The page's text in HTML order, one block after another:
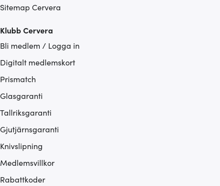
Sitemap Cervera
Klubb Cervera
Bli medlem / Logga in
Digitalt medlemskort
Prismatch
Glasgaranti
Tallriksgaranti
Gjutjärnsgaranti
Knivslipning
Medlemsvillkor
Rabattkoder